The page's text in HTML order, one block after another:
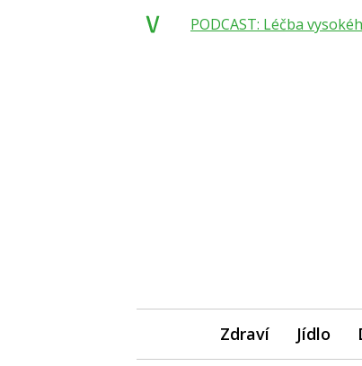
Zdraví Jídlo
PODCAST: Léčba